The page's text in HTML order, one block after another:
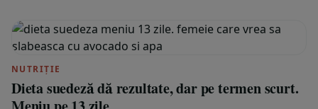
NUTRIȚIE
Dieta suedeză dă rezultate, dar pe termen scurt.